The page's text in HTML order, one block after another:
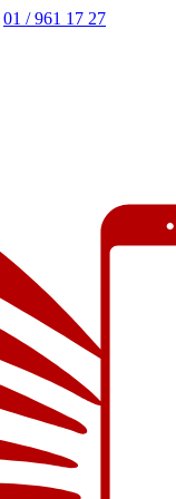
01 / 961 17 27